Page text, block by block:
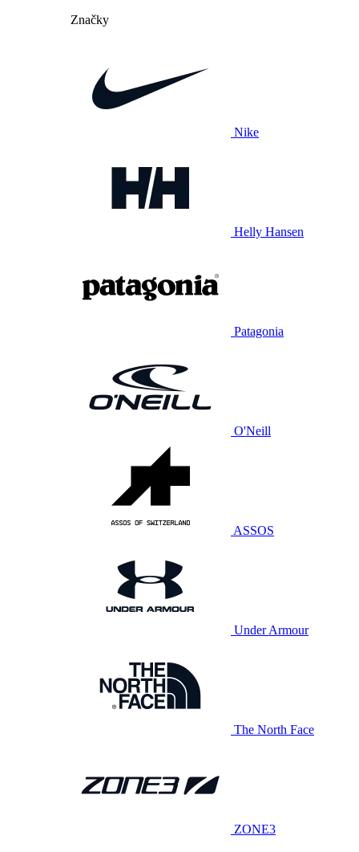
Značky
Nike
Helly Hansen
Patagonia
O'Neill
ASSOS
Under Armour
The North Face
ZONE3